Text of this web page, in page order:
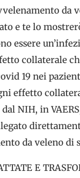
da
e te lo
essere
collaterale
19 nei
effetto
dal NIH, in
da veleno di
E